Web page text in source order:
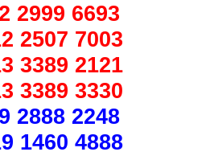
2999 6693
7003
2121
3330
2248
4888